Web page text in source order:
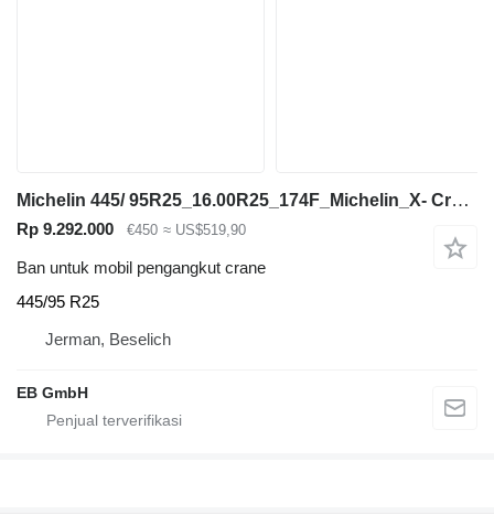
Michelin 445/ 95R25_16.00R25_174F_Michelin_X- Crane AT_TL_MPT_Kranreife
Rp 9.292.000 €450 ≈ US$519,90
Ban untuk mobil pengangkut crane
445/95 R25
Jerman, Beselich
EB GmbH